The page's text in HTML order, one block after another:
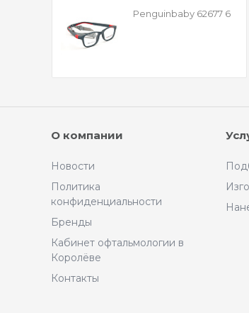
Penguinbaby 62677 6
О компании
Новости
Политика
конфиденциальности
Бренды
Кабинет офтальмологии в
Королёве
Контакты